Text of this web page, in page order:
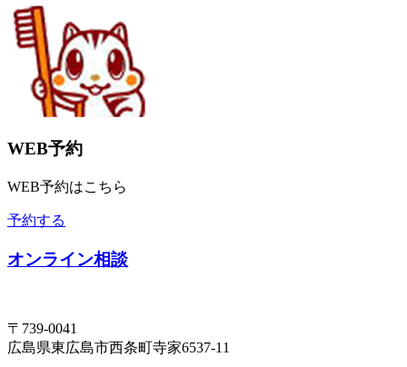
WEB予約
WEB予約はこちら
予約する
オンライン相談
〒739-0041
広島県東広島市西条町寺家6537-11